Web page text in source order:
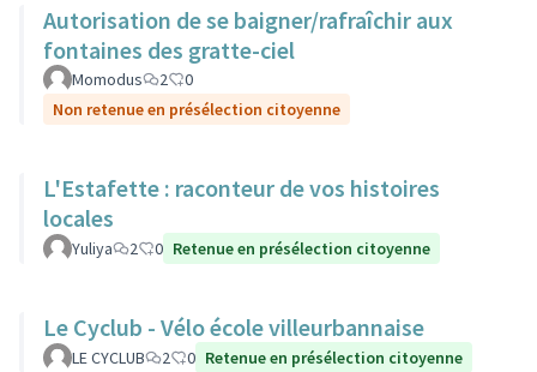
Autorisation de se baigner/rafraîchir aux
fontaines des gratte-ciel
Momodus 2
0
Non retenue en présélection citoyenne
L'Estafette : raconteur de vos histoires
locales
Yuliya 2 0 Retenue en présélection citoyenne
Le Cyclub - Vélo école villeurbannaise
LE CYCLUB 2 0 Retenue en présélection citoyenne